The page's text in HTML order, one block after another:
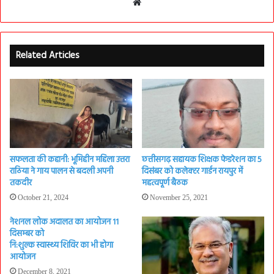
Related Articles
सफलता की कहानी: भूमिहीन महिला उत्तरा
राठिया ने गाय पालन से बदली अपनी
तकदीर
October 21, 2024
छत्तीसगढ़ सहायक शिक्षक फेडरेशन का 5
दिसंबर को कलेक्टर गार्डन रायपुर में
महत्वपूर्ण बैठक
November 25, 2021
नेशनल लोक अदालत का आयोजन 11
दिसम्बर को
नि:शुल्क स्वास्थ्य शिविर का भी होगा
आयोजन
December 8, 2021